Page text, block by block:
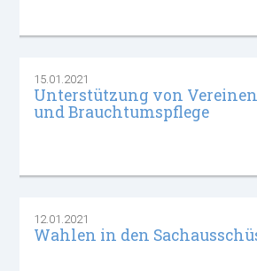
15.01.2021
Unterstützung von
und Brauchtumspflege
12.01.2021
Wahlen in den